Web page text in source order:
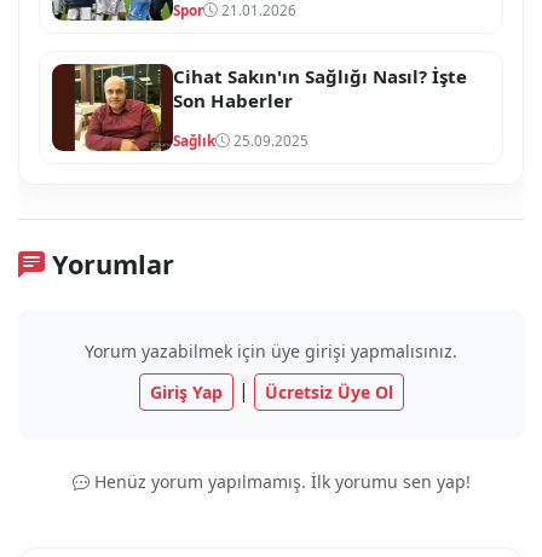
Spor 21.01.2026
Cihat Sakın'ın Sağlığı Nasıl? İşte
Son Haberler
Sağlık 25.09.2025
Yorumlar
Yorum yazabilmek için üye girişi yapmalısınız.
Giriş Yap
| Ücretsiz Üye Ol
Henüz yorum yapılmamış. İlk yorumu sen yap!